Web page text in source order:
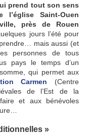
prend tout son sens
l’église Saint-Ouen
près de Rouen
jours l’été pour
mais aussi (et
personnes de tous
pays le temps d’un
qui permet aux
Carmen (Centre
de l’Est de la
et aux bénévoles
»